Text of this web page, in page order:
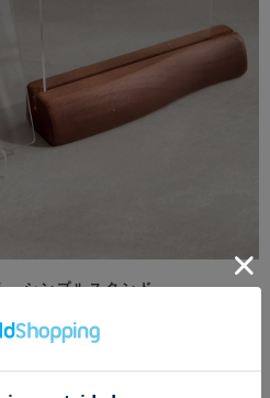
シンプルスタンド
しております。 シンプルでインテリア